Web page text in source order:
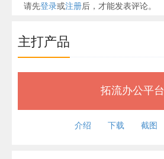
请先登录或注册后，才能发表评论。
主打产品
拓流办公平台
介绍 下载 截图